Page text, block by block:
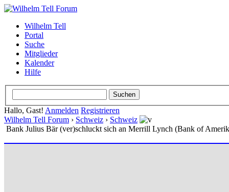
Wilhelm Tell
Portal
Suche
Mitglieder
Kalender
Hilfe
Hallo, Gast! Anmelden Registrieren
Wilhelm Tell Forum › Schweiz › Schweiz
Bank Julius Bär (ver)schluckt sich an Merrill Lynch (Bank of